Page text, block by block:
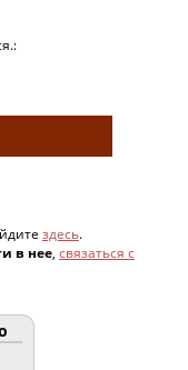
здесь.
в нее, связаться с